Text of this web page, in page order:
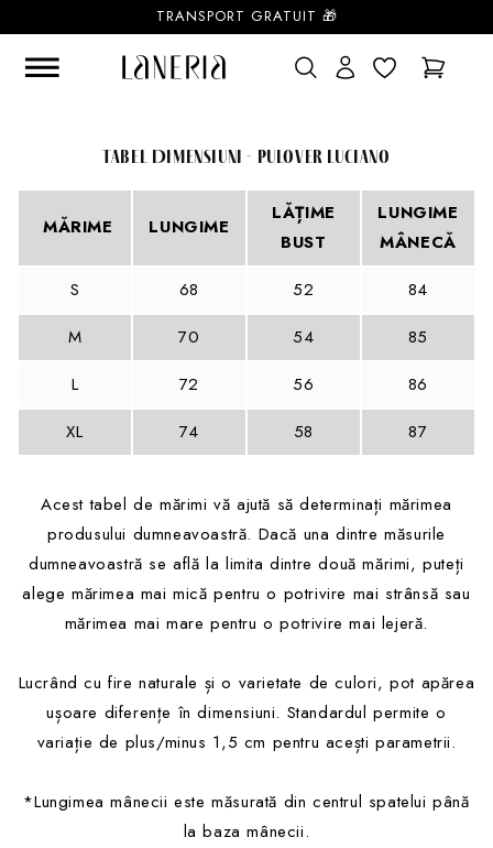
conținut
TRANSPORT GRATUIT 🎁
Cos
Tabel Dimensiuni - Pulover Luciano
MĂRIME LUNGIME
LĂȚIME
BUST
LUNGIME
MÂNECĂ
S
68 52
84
M
70 54
85
L
72 56
86
XL
74 58 87
Acest tabel de mărimi vă ajută să determinați mărimea
produsului dumneavoastră. Dacă una dintre măsurile
dumneavoastră se află la limita dintre două mărimi, puteți
alege mărimea mai mică pentru o potrivire mai strânsă sau
mărimea mai mare pentru o potrivire mai lejeră.
Lucrând cu fire naturale și o varietate de culori, pot apărea
ușoare diferențe în dimensiuni. Standardul permite o
variație de plus/minus 1,5 cm pentru acești parametrii.
*Lungimea mânecii este măsurată din centrul spatelui până
la baza mânecii.